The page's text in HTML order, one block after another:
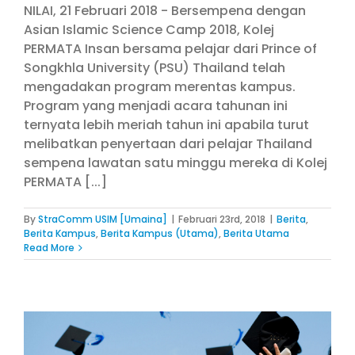
NILAI, 21 Februari 2018 - Bersempena dengan
Asian Islamic Science Camp 2018, Kolej
PERMATA Insan bersama pelajar dari Prince of
Songkhla University (PSU) Thailand telah
mengadakan program merentas kampus.
Program yang menjadi acara tahunan ini
ternyata lebih meriah tahun ini apabila turut
melibatkan penyertaan dari pelajar Thailand
sempena lawatan satu minggu mereka di Kolej
PERMATA [...]
ByStraComm USIM [Umaina] | Februari 23rd, 2018 | Berita,
Berita Kampus,Berita Kampus (Utama),Berita Utama
Read More